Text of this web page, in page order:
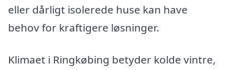
eller dårligt isolerede huse kan have
behov for kraftigere løsninger.
Klimaet i Ringkøbing betyder kolde vintre,